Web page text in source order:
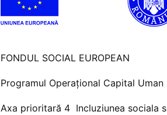
FONDUL SOCIAL EUROPEAN
Programul Operaţional Capital
Axa prioritară 4 Incluziunea sociala